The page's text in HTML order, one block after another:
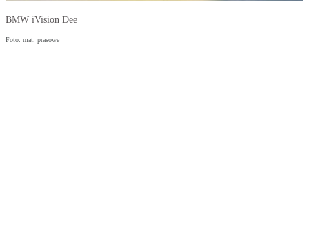
BMW iVision Dee
Foto: mat. prasowe